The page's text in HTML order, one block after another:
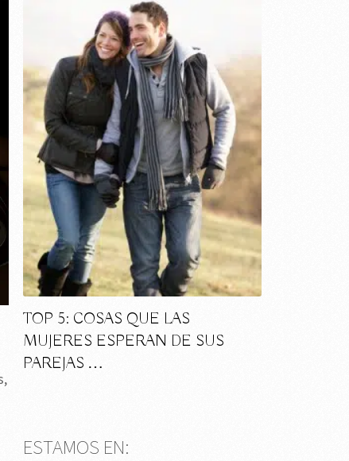
TOP 5: COSAS QUE LAS
MUJERES ESPERAN DE SUS
PAREJAS …
ESTAMOS EN: